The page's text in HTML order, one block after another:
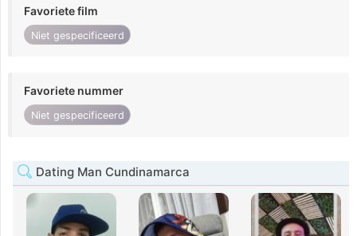
Favoriete film
Niet gespecificeerd
Favoriete nummer
Niet gespecificeerd
Dating Man Cundinamarca